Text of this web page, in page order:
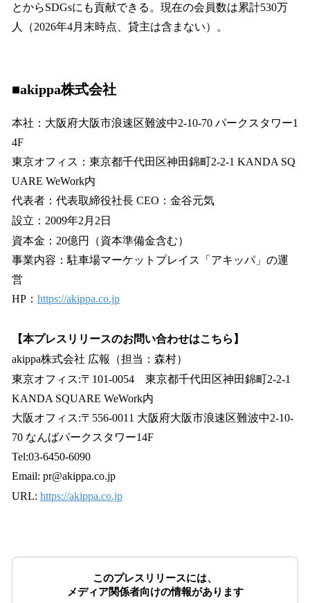
とからSDGsにも貢献できる。現在の会員数は累計530万
人（2026年4月末時点、貸主は含まない）。
■akippa株式会社
本社：大阪府大阪市浪速区難波中2-10-70 パークスタワー1
4F
東京オフィス：東京都千代田区神田錦町2-2-1 KANDA SQ
UARE WeWork内
代表者：代表取締役社長 CEO：金谷元気
設立：2009年2月2日
資本金：20億円（資本準備金含む）
事業内容：駐車場マーケットプレイス「アキッパ」の運
営
HP： https://akippa.co.jp
【本プレスリリースのお問い合わせはこちら】
akippa株式会社 広報（担当：森村）
東京オフィス:〒101-0054 東京都千代田区神田錦町2-2-1
KANDA SQUARE WeWork内
大阪オフィス:〒556-0011 大阪府大阪市浪速区難波中2-10-
70 なんばパークスタワー14F
Tel:03-6450-6090
Email: pr@akippa.co.jp
URL: https://akippa.co.jp
このプレスリリースには、
メディア関係者向けの情報があります